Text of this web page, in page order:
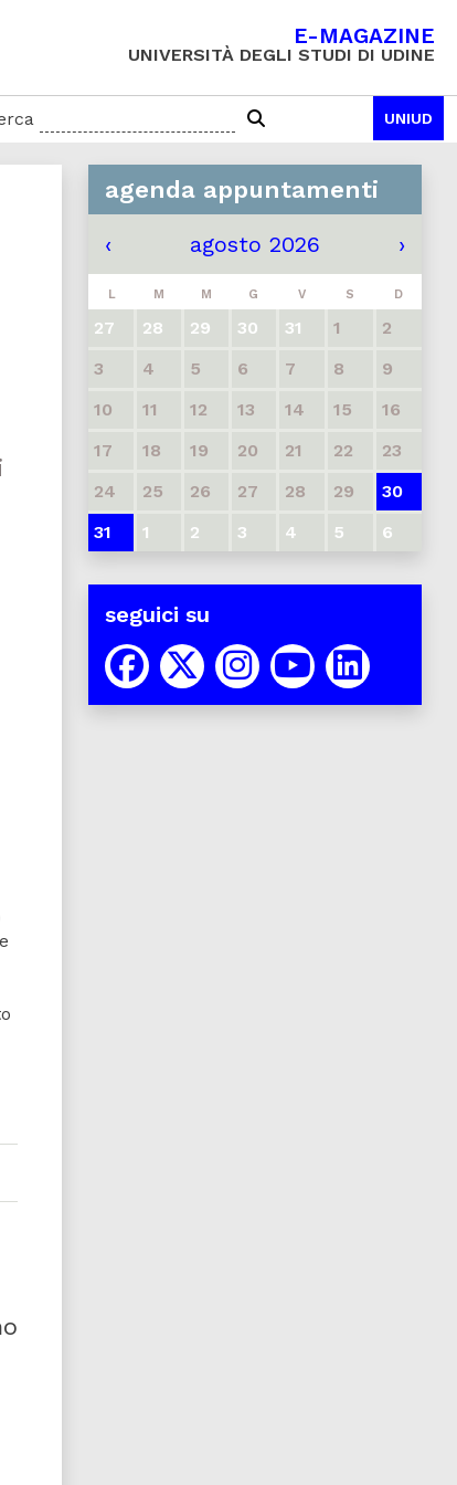
E-MAGAZINE
UNIVERSITÀ DEGLI STUDI DI UDINE
UNIUD
agenda appuntamenti
‹ agosto 2026 ›
L M M G V S D
27 28 29 30 31 1
2
3
4 5 6 7 8
9
10
11 12 13 14 15
16
17
18 19 20 21 22
23
24
25 26 27 28 29
30
31
1 2 3 4 5 6
seguici su